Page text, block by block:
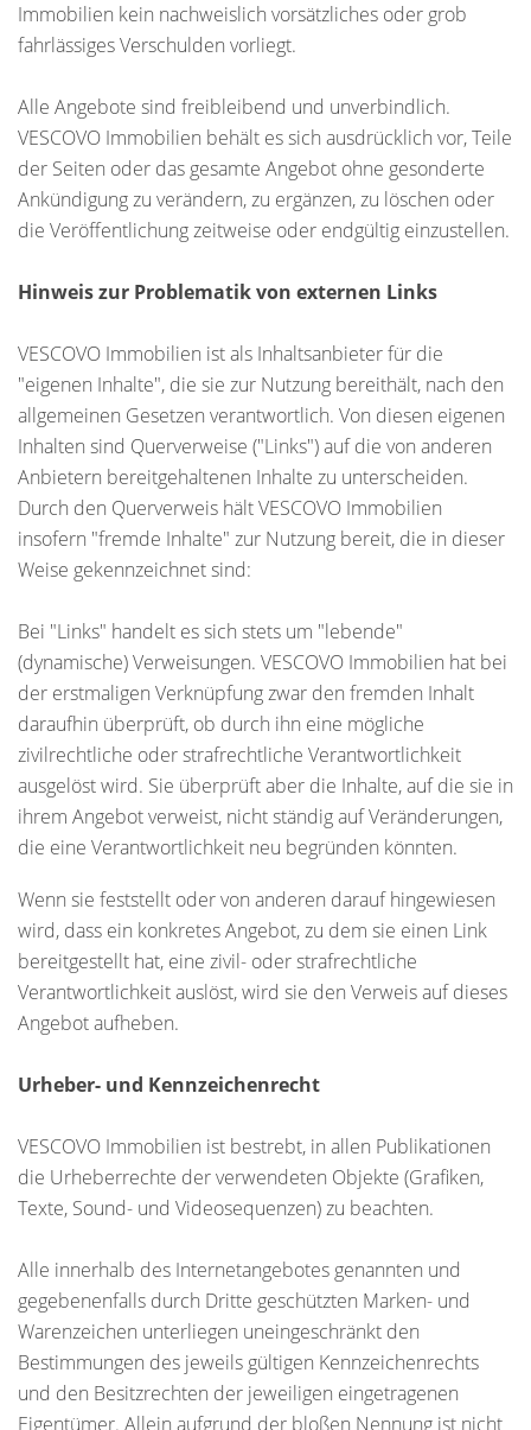
Immobilien kein nachweislich vorsätzliches oder grob
fahrlässiges Verschulden vorliegt.
Alle Angebote sind freibleibend und unverbindlich.
VESCOVO Immobilien behält es sich ausdrücklich vor, Teile
der Seiten oder das gesamte Angebot ohne gesonderte
Ankündigung zu verändern, zu ergänzen, zu löschen oder
die Veröffentlichung zeitweise oder endgültig einzustellen.
Hinweis zur Problematik von externen Links
VESCOVO Immobilien ist als Inhaltsanbieter für die
"eigenen Inhalte", die sie zur Nutzung bereithält, nach den
allgemeinen Gesetzen verantwortlich. Von diesen eigenen
Inhalten sind Querverweise ("Links") auf die von anderen
Anbietern bereitgehaltenen Inhalte zu unterscheiden.
Durch den Querverweis hält VESCOVO Immobilien
insofern "fremde Inhalte" zur Nutzung bereit, die in dieser
Weise gekennzeichnet sind:
Bei "Links" handelt es sich stets um "lebende"
(dynamische) Verweisungen. VESCOVO Immobilien hat bei
der erstmaligen Verknüpfung zwar den fremden Inhalt
daraufhin überprüft, ob durch ihn eine mögliche
zivilrechtliche oder strafrechtliche Verantwortlichkeit
ausgelöst wird. Sie überprüft aber die Inhalte, auf die sie in
ihrem Angebot verweist, nicht ständig auf Veränderungen,
die eine Verantwortlichkeit neu begründen könnten.
Wenn sie feststellt oder von anderen darauf hingewiesen
wird, dass ein konkretes Angebot, zu dem sie einen Link
bereitgestellt hat, eine zivil- oder strafrechtliche
Verantwortlichkeit auslöst, wird sie den Verweis auf dieses
Angebot aufheben.
Urheber- und Kennzeichenrecht
VESCOVO Immobilien ist bestrebt, in allen Publikationen
die Urheberrechte der verwendeten Objekte (Grafiken,
Texte, Sound- und Videosequenzen) zu beachten.
Alle innerhalb des Internetangebotes genannten und
gegebenenfalls durch Dritte geschützten Marken- und
Warenzeichen unterliegen uneingeschränkt den
Bestimmungen des jeweils gültigen Kennzeichenrechts
und den Besitzrechten der jeweiligen eingetragenen
Eigentümer. Allein aufgrund der bloßen Nennung ist nicht